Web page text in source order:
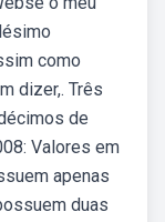
como
dizer,. Três
de
Valores em
apenas
duas